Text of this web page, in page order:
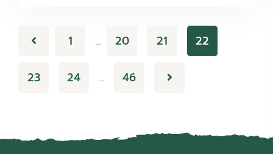
1 … 20 21 22
23 24 … 46